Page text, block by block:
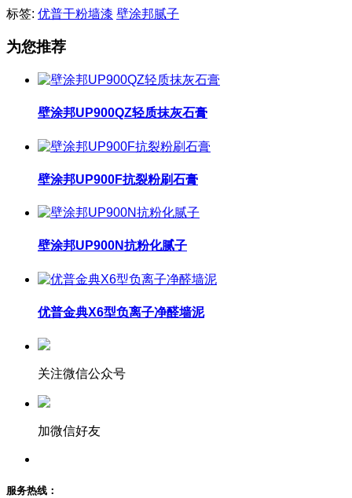
标签: 优普干粉墙漆 壁涂邦腻子
为您推荐
壁涂邦UP900QZ轻质抹灰石膏
壁涂邦UP900F抗裂粉刷石膏
壁涂邦UP900N抗粉化腻子
优普金典X6型负离子净醛墙泥
关注微信公众号
加微信好友
服务热线：